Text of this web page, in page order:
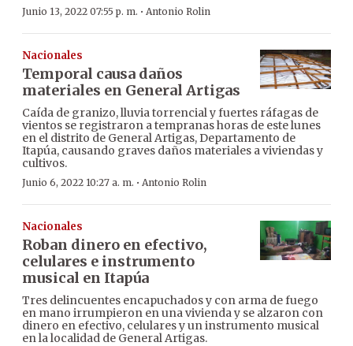
Junio 13, 2022 07:55 p. m. · Antonio Rolin
Nacionales
Temporal causa daños
materiales en General Artigas
Caída de granizo, lluvia torrencial y fuertes ráfagas de
vientos se registraron a tempranas horas de este lunes
en el distrito de General Artigas, Departamento de
Itapúa, causando graves daños materiales a viviendas y
cultivos.
Junio 6, 2022 10:27 a. m. · Antonio Rolin
Nacionales
Roban dinero en efectivo,
celulares e instrumento
musical en Itapúa
Tres delincuentes encapuchados y con arma de fuego
en mano irrumpieron en una vivienda y se alzaron con
dinero en efectivo, celulares y un instrumento musical
en la localidad de General Artigas.